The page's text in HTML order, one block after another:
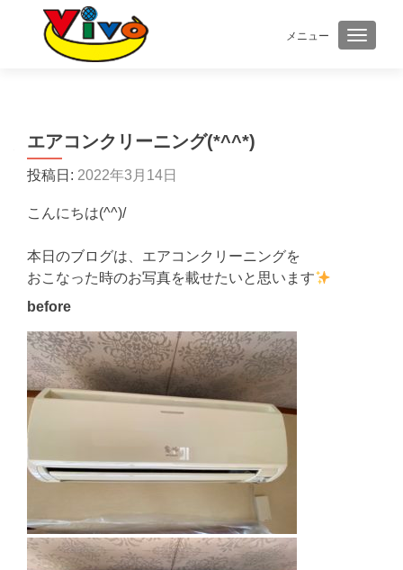
メニュー ナビゲ
エアコンクリーニング(*^^*)
投稿日: 2022年3月14日
こんにちは(^^)/
本日のブログは、エアコンクリーニングを
おこなった時のお写真を載せたいと思います
before